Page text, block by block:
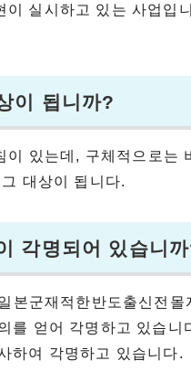
실시하고 있는 사업입
이 됩니까?
있는데, 구체적으로는
대상이 됩니다.
각명되어 있습니
본군재적한반도출신전
를 얻어 각명하고 있습
하여 각명하고 있습니다.